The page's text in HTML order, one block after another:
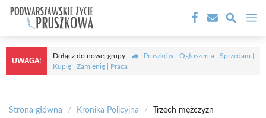
Przejdź
treści
UWAGA!
Dołącz do nowej grupy
Pruszków - Ogłoszenia | Sprzedam |
Kupię | Zamienię | Praca
Strona główna / Kronika Policyjna /
Trzech mężczyzn